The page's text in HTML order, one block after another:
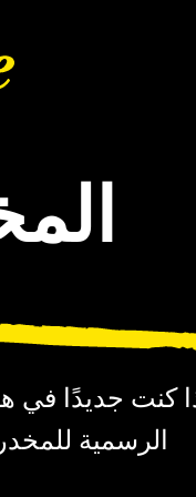
كنت جديدًا في
الرسمية